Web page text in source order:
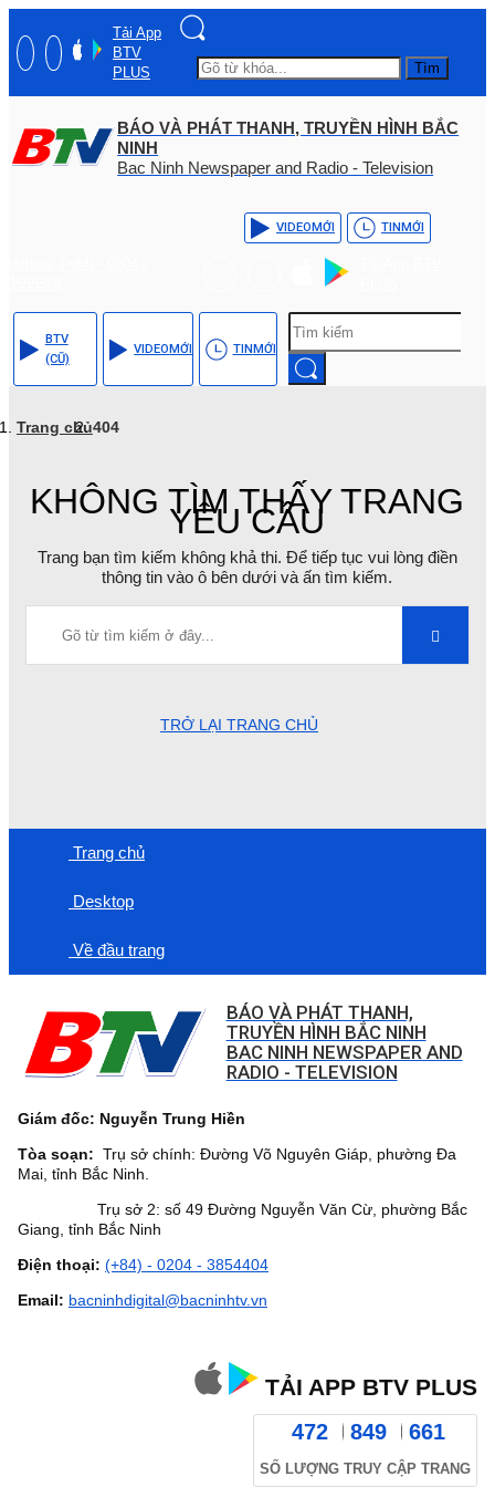
Tải App
BTV
PLUS
Tìm
BÁO VÀ PHÁT THANH, TRUYỀN HÌNH BẮC
NINH
Bac Ninh Newspaper and Radio - Television
VIDEOMỚI TINMỚI
BTV
(CŨ)
VIDEOMỚI TINMỚI
Trang chủ404
KHÔNG TÌM THẤY TRANG
YÊU CẦU
Trang bạn tìm kiếm không khả thi. Để tiếp tục vui lòng điền
thông tin vào ô bên dưới và ấn tìm kiếm.
TRỞ LẠI TRANG CHỦ
Trang chủ
Desktop
Về đầu trang
BÁO VÀ PHÁT THANH,
TRUYỀN HÌNH BẮC NINH
BAC NINH NEWSPAPER AND
RADIO - TELEVISION
Giám đốc: Nguyễn Trung Hiền
Tòa soạn: Trụ sở chính: Đường Võ Nguyên Giáp, phường Đa
Mai, tỉnh Bắc Ninh.
Trụ sở 2: số 49 Đường Nguyễn Văn Cừ, phường Bắc
Giang, tỉnh Bắc Ninh
Điện thoại: (+84) - 0204 - 3854404
Email: bacninhdigital@bacninhtv.vn
TẢI APP BTV PLUS
472 849 661
SỐ LƯỢNG TRUY CẬP TRANG